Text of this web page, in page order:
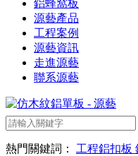
鋁蜂窩板
源藝產品
工程案例
源藝資訊
走進源藝
聯系源藝
熱門關鍵詞： 工程鋁扣板